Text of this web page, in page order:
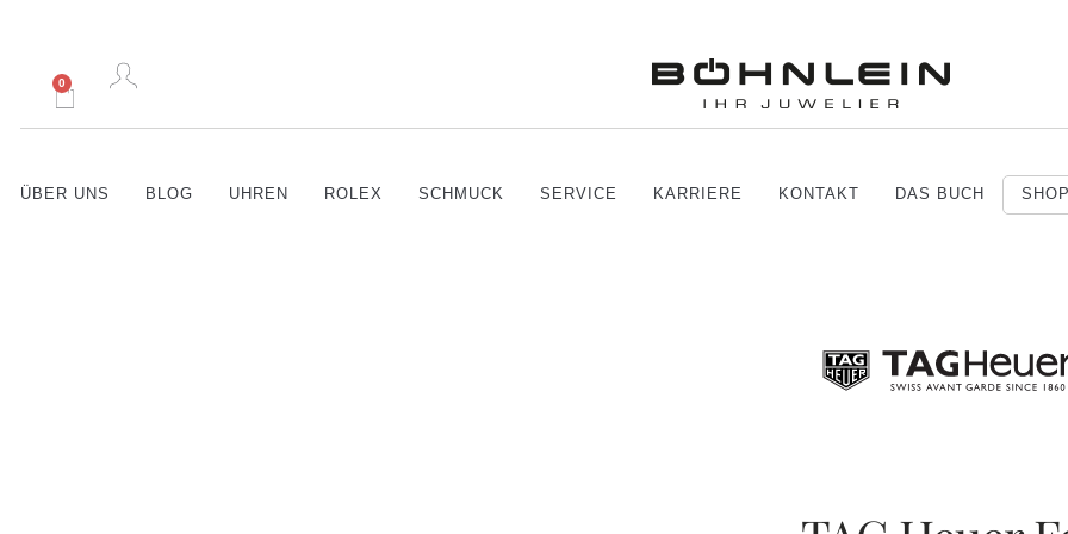
0
ÜBER UNS BLOG UHREN ROLEX SCHMUCK SERVICE KARRIERE KONTAKT DAS BUCH